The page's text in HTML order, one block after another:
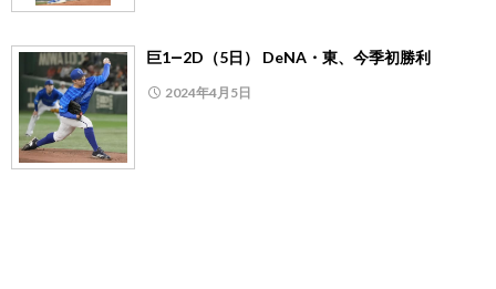
巨1―2D（5日） DeNA・東、今季初勝利
2024年4月5日